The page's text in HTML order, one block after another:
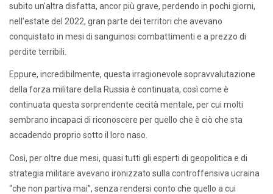
subito un’altra disfatta, ancor più grave, perdendo in pochi giorni,
nell’estate del 2022, gran parte dei territori che avevano
conquistato in mesi di sanguinosi combattimenti e a prezzo di
perdite terribili.
Eppure, incredibilmente, questa irragionevole sopravvalutazione
della forza militare della Russia è continuata, così come è
continuata questa sorprendente cecità mentale, per cui molti
sembrano incapaci di riconoscere per quello che è ciò che sta
accadendo proprio sotto il loro naso.
Così, per oltre due mesi, quasi tutti gli esperti di geopolitica e di
strategia militare avevano ironizzato sulla controffensiva ucraina
“che non partiva mai”, senza rendersi conto che quello a cui